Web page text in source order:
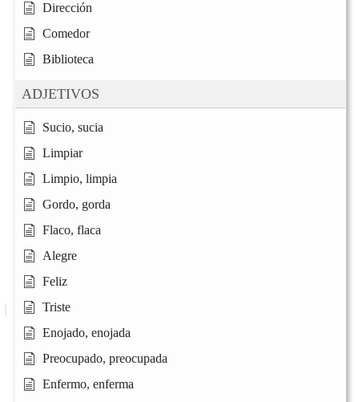
Dirección
Comedor
Biblioteca
ADJETIVOS
Sucio, sucia
Limpiar
Limpio, limpia
Gordo, gorda
Flaco, flaca
Alegre
Feliz
Triste
Enojado, enojada
Preocupado, preocupada
Enfermo, enferma